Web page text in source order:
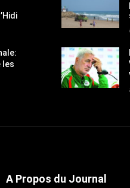
les
A Propos du Journal